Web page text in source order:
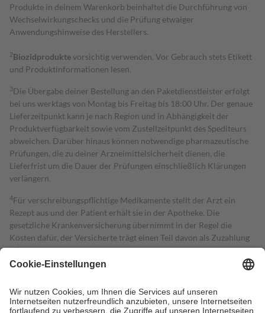
Produkte in deinem Warenkorb beinhaltet die Durchführung von
Wechselwirkungschecks und die Prüfung etwaiger
Anwendungshinweise des Herstellers.
2Biozidproduktevorsichtig verwenden. Vor Gebrauch stets Etikett
und Produktinformationen lesen.
3Die Übergabe deiner Bestellung an den Paketdienstleister erfolgt
bei uns werktags von Montag bis Freitag bis 18:00 Uhr. Der genaue
Lieferzeitpunkt kann je nach Region und in Abhängigkeit der
Produktverfügbarkeit sowie vom Zustellzeitpunkt des Spediteurs
abweichen. Darüber hinaus können notwendige pharmazeutische
Prüfungen, die zu deiner Arzneimittelsicherheit dienen, die
Lieferfrist um die Dauer der Prüfungen einschließlich Klärungen
verlängern.
4Für verschreibungspflichtige Medikamente stellt der Arzt ein
Rezept aus und der Patient erhält sie in der Apotheke. Die
gesetzliche Krankenversicherung übernimmt in der Regel die
Kosten dafür, der Versicherte trägt einen Teil davon als Zuzahlung
mit.
Grundsätzlich leisten Mitglieder Zuzahlungen in Höhe von zehn
höchstens zehn Euro.
Es sind jedoch nie mehr als die tatsächlichen
Kosten der Leistung zu entrichten.